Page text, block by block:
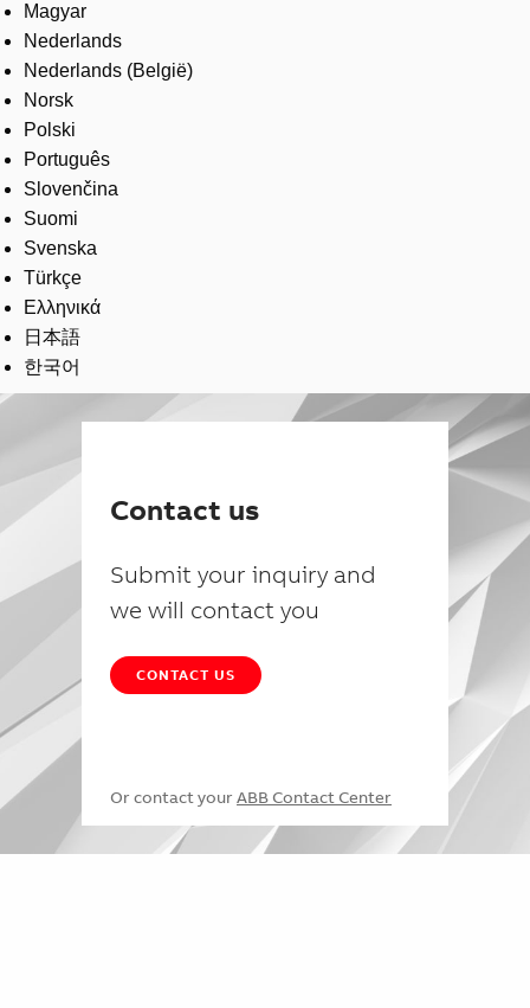
Magyar
Nederlands
Nederlands (België)
Norsk
Polski
Português
Slovenčina
Suomi
Svenska
Türkçe
Ελληνικά
日本語
한국어
Contact us
Submit your inquiry and
we will contact you
CONTACT US
Or contact your ABB Contact Center